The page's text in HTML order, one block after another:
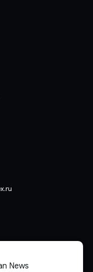
в
связи,
News